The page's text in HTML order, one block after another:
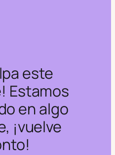
este
Estamos
en algo
¡vuelve